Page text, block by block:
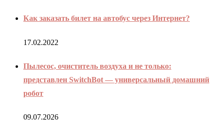
Как заказать билет на автобус через Интернет?
17.02.2022
Пылесос, очиститель воздуха и не только:
представлен SwitchBot — универсальный домашний
робот
09.07.2026